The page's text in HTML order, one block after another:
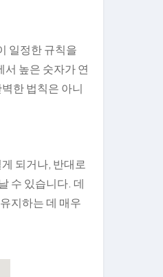
일정한 규칙을
높은 숫자가 연
한 법칙은 아니
되거나, 반대로
수 있습니다. 데
지하는 데 매우